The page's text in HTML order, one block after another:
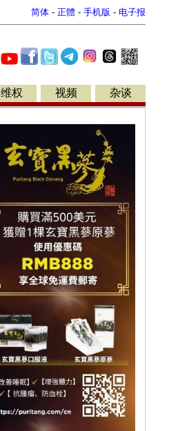
简体 - 正體 - 手机版 - 电子报
维权 视频 杂谈